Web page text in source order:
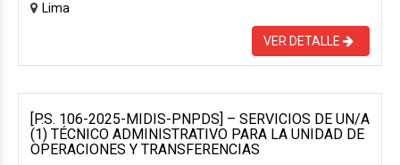
Lima
VER DETALLE
[P.S. 106-2025-MIDIS-PNPDS] – SERVICIOS DE UN/A
(1) TÉCNICO ADMINISTRATIVO PARA LA UNIDAD DE
OPERACIONES Y TRANSFERENCIAS